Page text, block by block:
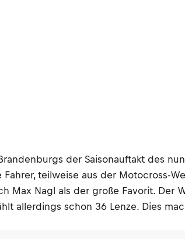
der Saisonauftakt des
teilweise aus der Motocross-
Max Nagl als der große Favorit. Der
allerdings schon 36 Lenze. Dies